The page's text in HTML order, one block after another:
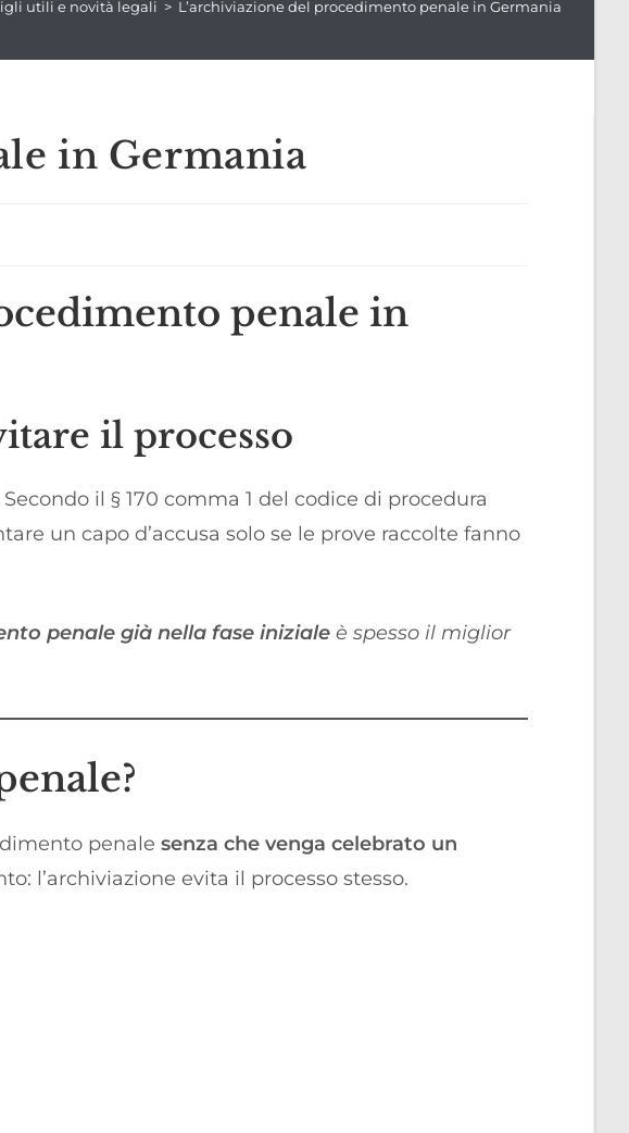
utili e novità legali > L’archiviazione del procedimento penale in Germania
in Germania
penale in
il processo
il § 170 comma 1 del codice di procedura
un capo d’accusa solo se le prove raccolte fanno
penale già nella fase iniziale è spesso il miglior
penale senza che venga celebrato un
l’archiviazione evita il processo stesso.